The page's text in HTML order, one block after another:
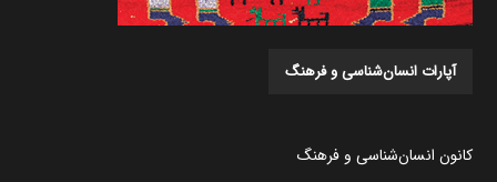
آپارات انسان‌شناسی و فرهنگ
کانون انسان‌شناسی و فرهنگ